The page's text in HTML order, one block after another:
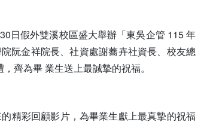
日假外雙溪校區盛大舉辦「東吳企管 115 年
阮金祥院長、社資處謝蕎卉社資長、校友總
齊為畢 業生送上最誠摯的祝福。
精彩回顧影片，為畢業生獻上最真摯的祝福